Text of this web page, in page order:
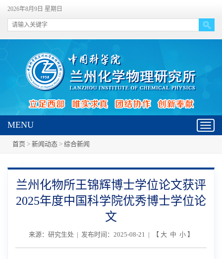
2026年8月9日 星期日
MENU
首页 > 新闻动态 > 综合新闻
兰州化物所王锦辉博士学位论文获评
2025年度中国科学院优秀博士学位论
文
来源：研究生处 | 发布时间：2025-08-21 | 【 大 中 小】